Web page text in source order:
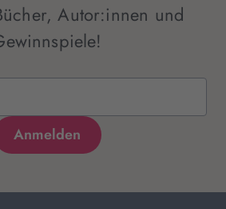
Autor:innen und